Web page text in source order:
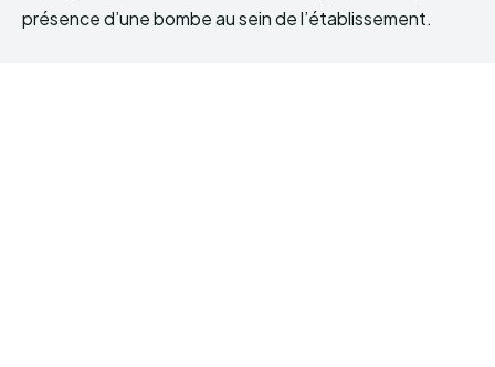
présence d’une bombe au sein de l’établissement.